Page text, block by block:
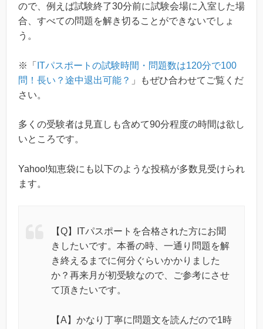
ので、例えば試験終了30分前に試験会場に入室した場
合、すべての問題を解き切ることができないでしょ
う。
※「 ITパスポートの試験時間・問題数は120分で100
問！長い？途中退出可能？ 」もぜひ合わせてご覧くだ
さい。
多くの受験者は見直しも含めて90分程度の時間は欲し
いところです。
Yahoo!知恵袋にも以下のような投稿が多数見受けられ
ます。
【Q】ITパスポートを合格された方にお聞
きしたいです。本番の時、一通り問題を解
き終えるまでに何分ぐらいかかりました
か？再来月が初受験なので、ご参考にさせ
て頂きたいです。
【A】かなり丁寧に問題文を読んだので1時